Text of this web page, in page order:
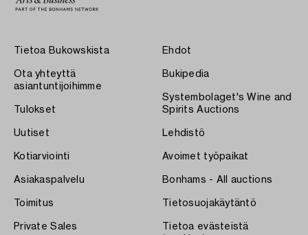
Tietoa Bukowskista
Ota yhteyttä
asiantuntijoihimme
Tulokset
Uutiset
Kotiarviointi
Asiakaspalvelu
Toimitus
Private Sales
Ehdot
Bukipedia
Systembolaget's Wine and
Spirits Auctions
Lehdistö
Avoimet työpaikat
Bonhams - All auctions
Tietosuojakäytäntö
Tietoa evästeistä